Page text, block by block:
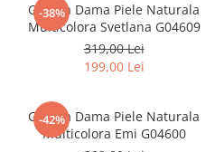
-38%
Geanta Dama Piele Naturala
Multicolora Svetlana G04609
319,00 Lei
199,00 Lei
-42%
Geanta Dama Piele Naturala
Multicolora Emi G04600